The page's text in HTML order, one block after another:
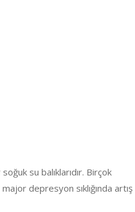
su balıklarıdır. Birçok
depresyon sıklığında artış